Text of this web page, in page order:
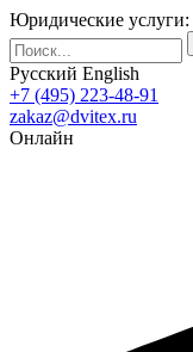
Юридические услуги:
Русский English
+7 (495) 223-48-91
zakaz@dvitex.ru
Онлайн